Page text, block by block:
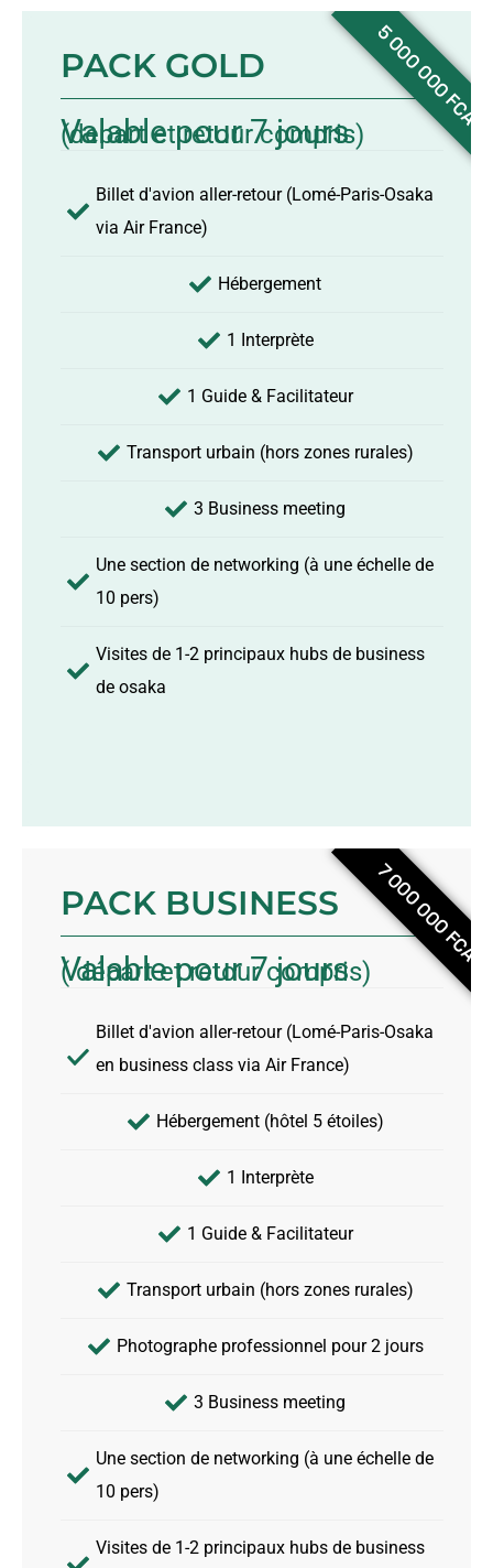
PACK GOLD
Valable pour 7 jours
(depart et retour compris)
Billet d'avion aller-retour (Lomé-Paris-Osaka
via Air France)
Hébergement
1 Interprète
1 Guide & Facilitateur
Transport urbain (hors zones rurales)
3 Business meeting
Une section de networking (à une échelle de
10 pers)
Visites de 1-2 principaux hubs de business
de osaka
PACK BUSINESS
Valable pour 7 jours
( départ et retour compris)
Billet d'avion aller-retour (Lomé-Paris-Osaka
en business class via Air France)
Hébergement (hôtel 5 étoiles)
1 Interprète
1 Guide & Facilitateur
Transport urbain (hors zones rurales)
Photographe professionnel pour 2 jours
3 Business meeting
Une section de networking (à une échelle de
10 pers)
Visites de 1-2 principaux hubs de business